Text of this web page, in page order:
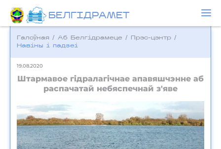
БЕЛГIДРAМЕТ
Галоўная / Аб Белгідрамеце / Прэс-цэнтр /
Навіны і падзеі
19.08.2020
Штармавое гідралагічнае апавяшчэнне аб
распачатай небяспечнай з'яве